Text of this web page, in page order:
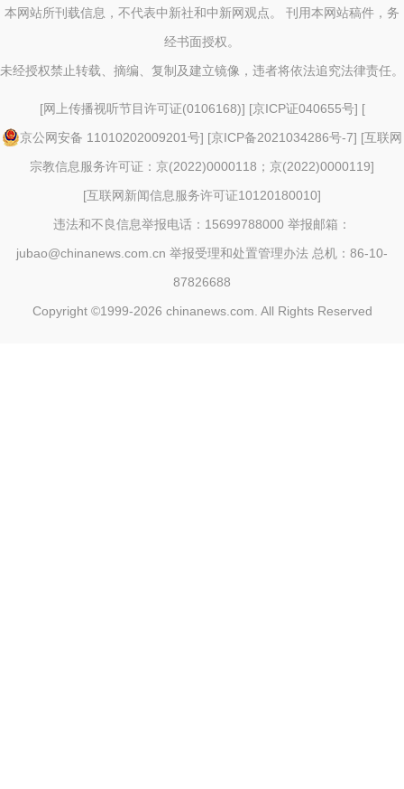
本网站所刊载信息，不代表中新社和中新网观点。 刊用本网站稿件，务
经书面授权。
未经授权禁止转载、摘编、复制及建立镜像，违者将依法追究法律责任。
[网上传播视听节目许可证(0106168)] [京ICP证040655号] [
京公网安备 11010202009201号] [京ICP备2021034286号-7] [互联网
宗教信息服务许可证：京(2022)0000118；京(2022)0000119]
[互联网新闻信息服务许可证10120180010]
违法和不良信息举报电话：15699788000 举报邮箱：
jubao@chinanews.com.cn 举报受理和处置管理办法 总机：86-10-
87826688
Copyright ©1999-2026 chinanews.com. All Rights Reserved